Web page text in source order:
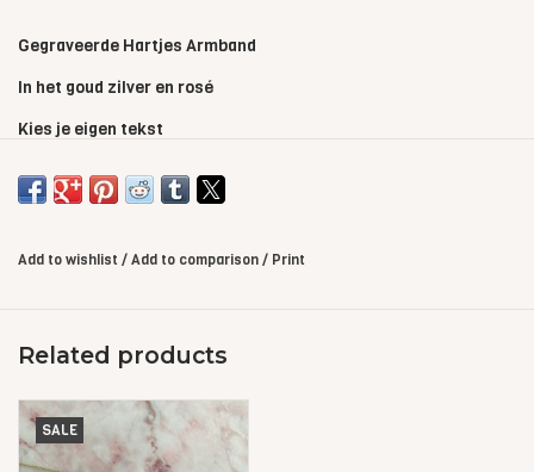
Gegraveerde Hartjes Armband
In het goud zilver en rosé
Kies je eigen tekst
Letter of Cijfers
Add to wishlist /Add to comparison/ Print
Related products
SALE